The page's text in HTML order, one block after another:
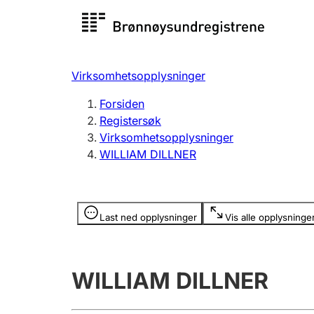
Registersøk
Registrere, endre, slette
Virksomhetsopplysninger
Forsiden
Registersøk
Virksomhetsopplysninger
WILLIAM DILLNER
Last ned opplysninger Vis alle
Opplysninger er skjult
WILLIAM DILLNER